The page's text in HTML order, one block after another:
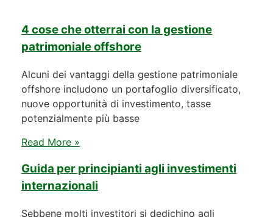
4 cose che otterrai con la gestione
patrimoniale offshore
Alcuni dei vantaggi della gestione patrimoniale
offshore includono un portafoglio diversificato,
nuove opportunità di investimento, tasse
potenzialmente più basse
Read More »
Guida per principianti agli investimenti
internazionali
Sebbene molti investitori si dedichino agli